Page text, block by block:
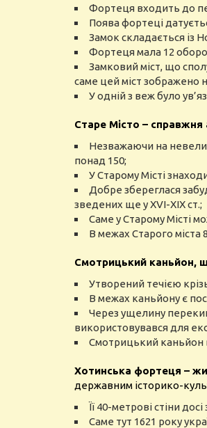
Фортеця входить до
Поява фортеці
Замок складається із
Фортеця мала 12
Замковий міст, що
саме цей міст зображено
У одній з веж було
Старе Місто – справжня
Незважаючи на
понад 150;
У Старому Місті
Добре збереглася
зведених ще у XVI-XIX ст.;
Саме у Старому Місті
В межах Старого міста
Смотрицький каньйон,
Утворений течією
В межах каньйону є
Через ущелину
використовувався для
Смотрицький каньйон
Хотинська фортеця –
державним історико-
Її 40-метрові стіни
Саме тут 1621 року